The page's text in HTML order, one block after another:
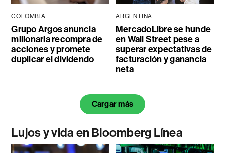
COLOMBIA
Grupo Argos anuncia
millonaria recompra de
acciones y promete
duplicar el dividendo
ARGENTINA
MercadoLibre se hunde
en Wall Street pese a
superar expectativas de
facturación y ganancia
neta
Cargar más
Lujos y vida en Bloomberg Línea